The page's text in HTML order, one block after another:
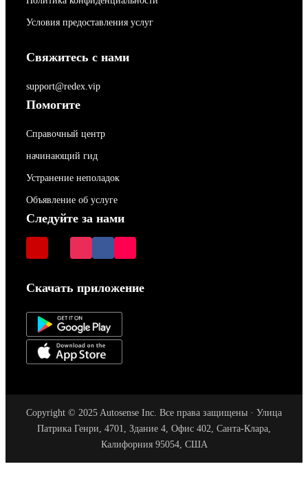
Условия предоставления услуг
Свяжитесь с нами
support@redex.vip
Помогите
Справочный центр
начинающий гид
Устранение неполадок
Объявление об услуге
Следуйте за нами
Скачать приложение
Copyright © 2025 Autosense Inc. Все права защищены · Улица
Патрика Генри, 4701, Здание 4, Офис 402, Санта-Клара,
Калифорния 95054, США